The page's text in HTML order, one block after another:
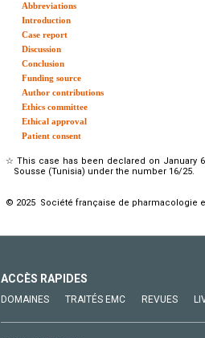
Abbreviations
Introduction
Case report
Discussion
Conclusion
Funding source
Author contributions
Ethics committee
Ethical approval
Patient consent
☆ This case has been declared on January
Sousse (Tunisia) under the number 16/25.
© 2025 Société française de pharmacologie
ACCÈS RAPIDES
DOMAINES TRAITÉS EMC REVUES